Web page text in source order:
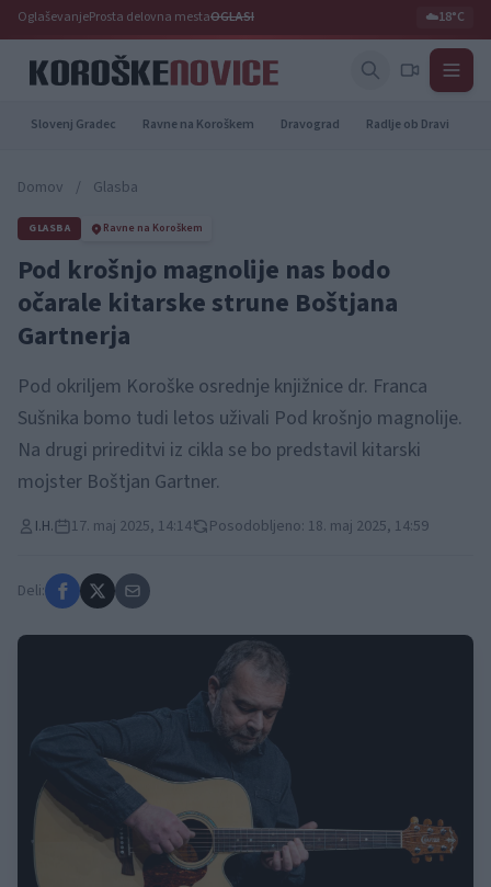
OglaševanjeProsta delovna mestaOGLASI ☁️18°C
Slovenj Gradec Ravne na Koroškem Dravograd Radlje ob Dravi
Domov / Glasba
GLASBA Ravne na Koroškem
Pod krošnjo magnolije nas bodo
očarale kitarske strune Boštjana
Gartnerja
Pod okriljem Koroške osrednje knjižnice dr. Franca
Sušnika bomo tudi letos uživali Pod krošnjo magnolije.
Na drugi prireditvi iz cikla se bo predstavil kitarski
mojster Boštjan Gartner.
I.H. 17. maj 2025, 14:14 Posodobljeno: 18. maj 2025, 14:59
Deli: